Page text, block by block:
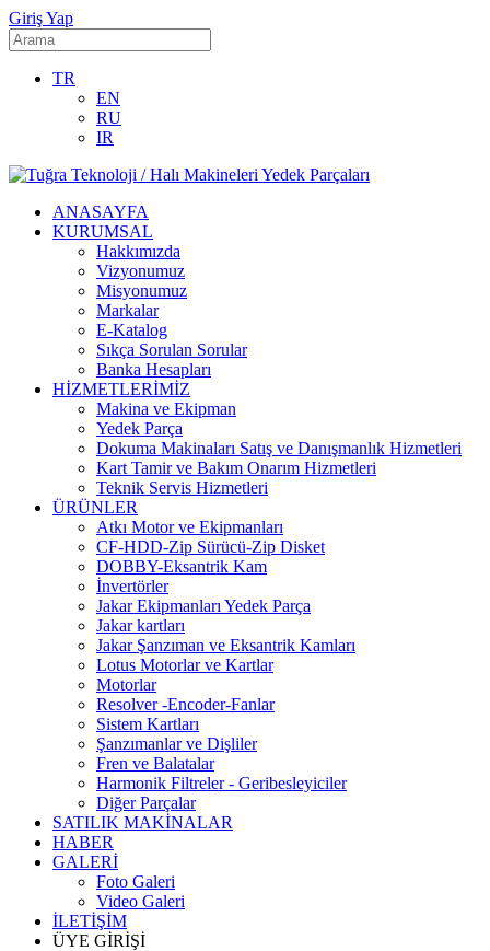
Giriş Yap
TR
EN
RU
IR
ANASAYFA
KURUMSAL
Hakkımızda
Vizyonumuz
Misyonumuz
Markalar
E-Katalog
Sıkça Sorulan Sorular
Banka Hesapları
HİZMETLERİMİZ
Makina ve Ekipman
Yedek Parça
Dokuma Makinaları Satış ve Danışmanlık Hizmetleri
Kart Tamir ve Bakım Onarım Hizmetleri
Teknik Servis Hizmetleri
ÜRÜNLER
Atkı Motor ve Ekipmanları
CF-HDD-Zip Sürücü-Zip Disket
DOBBY-Eksantrik Kam
İnvertörler
Jakar Ekipmanları Yedek Parça
Jakar kartları
Jakar Şanzıman ve Eksantrik Kamları
Lotus Motorlar ve Kartlar
Motorlar
Resolver -Encoder-Fanlar
Sistem Kartları
Şanzımanlar ve Dişliler
Fren ve Balatalar
Harmonik Filtreler - Geribesleyiciler
Diğer Parçalar
SATILIK MAKİNALAR
HABER
GALERİ
Foto Galeri
Video Galeri
İLETİŞİM
ÜYE GİRİŞİ